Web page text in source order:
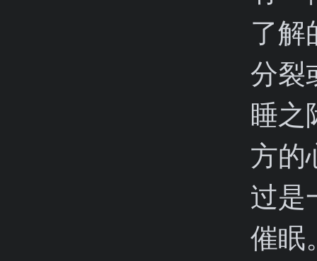
了解
分裂
睡之
方的
过是
催眠